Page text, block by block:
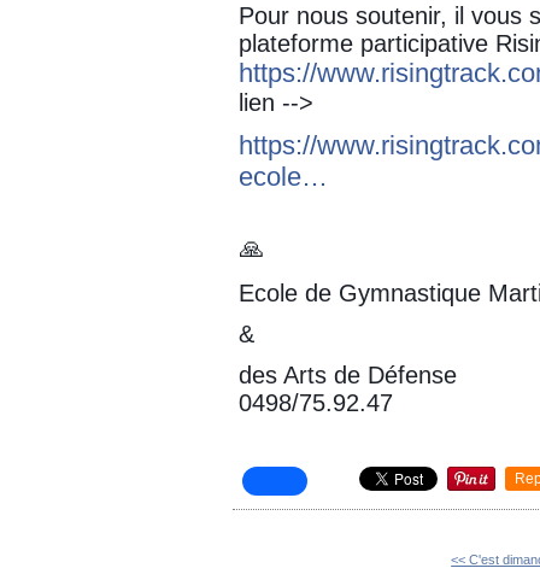
Pour nous soutenir, il vous
plateforme participative
https://
lien -->
https://
ecole…
🙏
Ecole de Gymnastique
&
des Arts de Défense
0498/75.92.47
<< C'est